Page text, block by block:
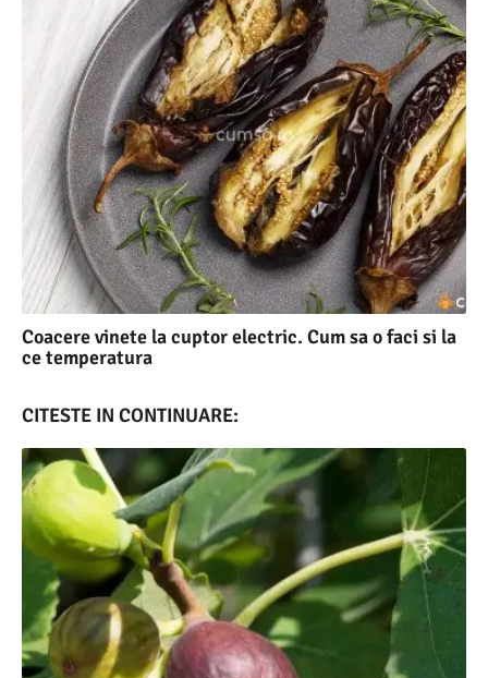
Coacere vinete la cuptor electric. Cum sa o faci si la
ce temperatura
CITESTE IN CONTINUARE: